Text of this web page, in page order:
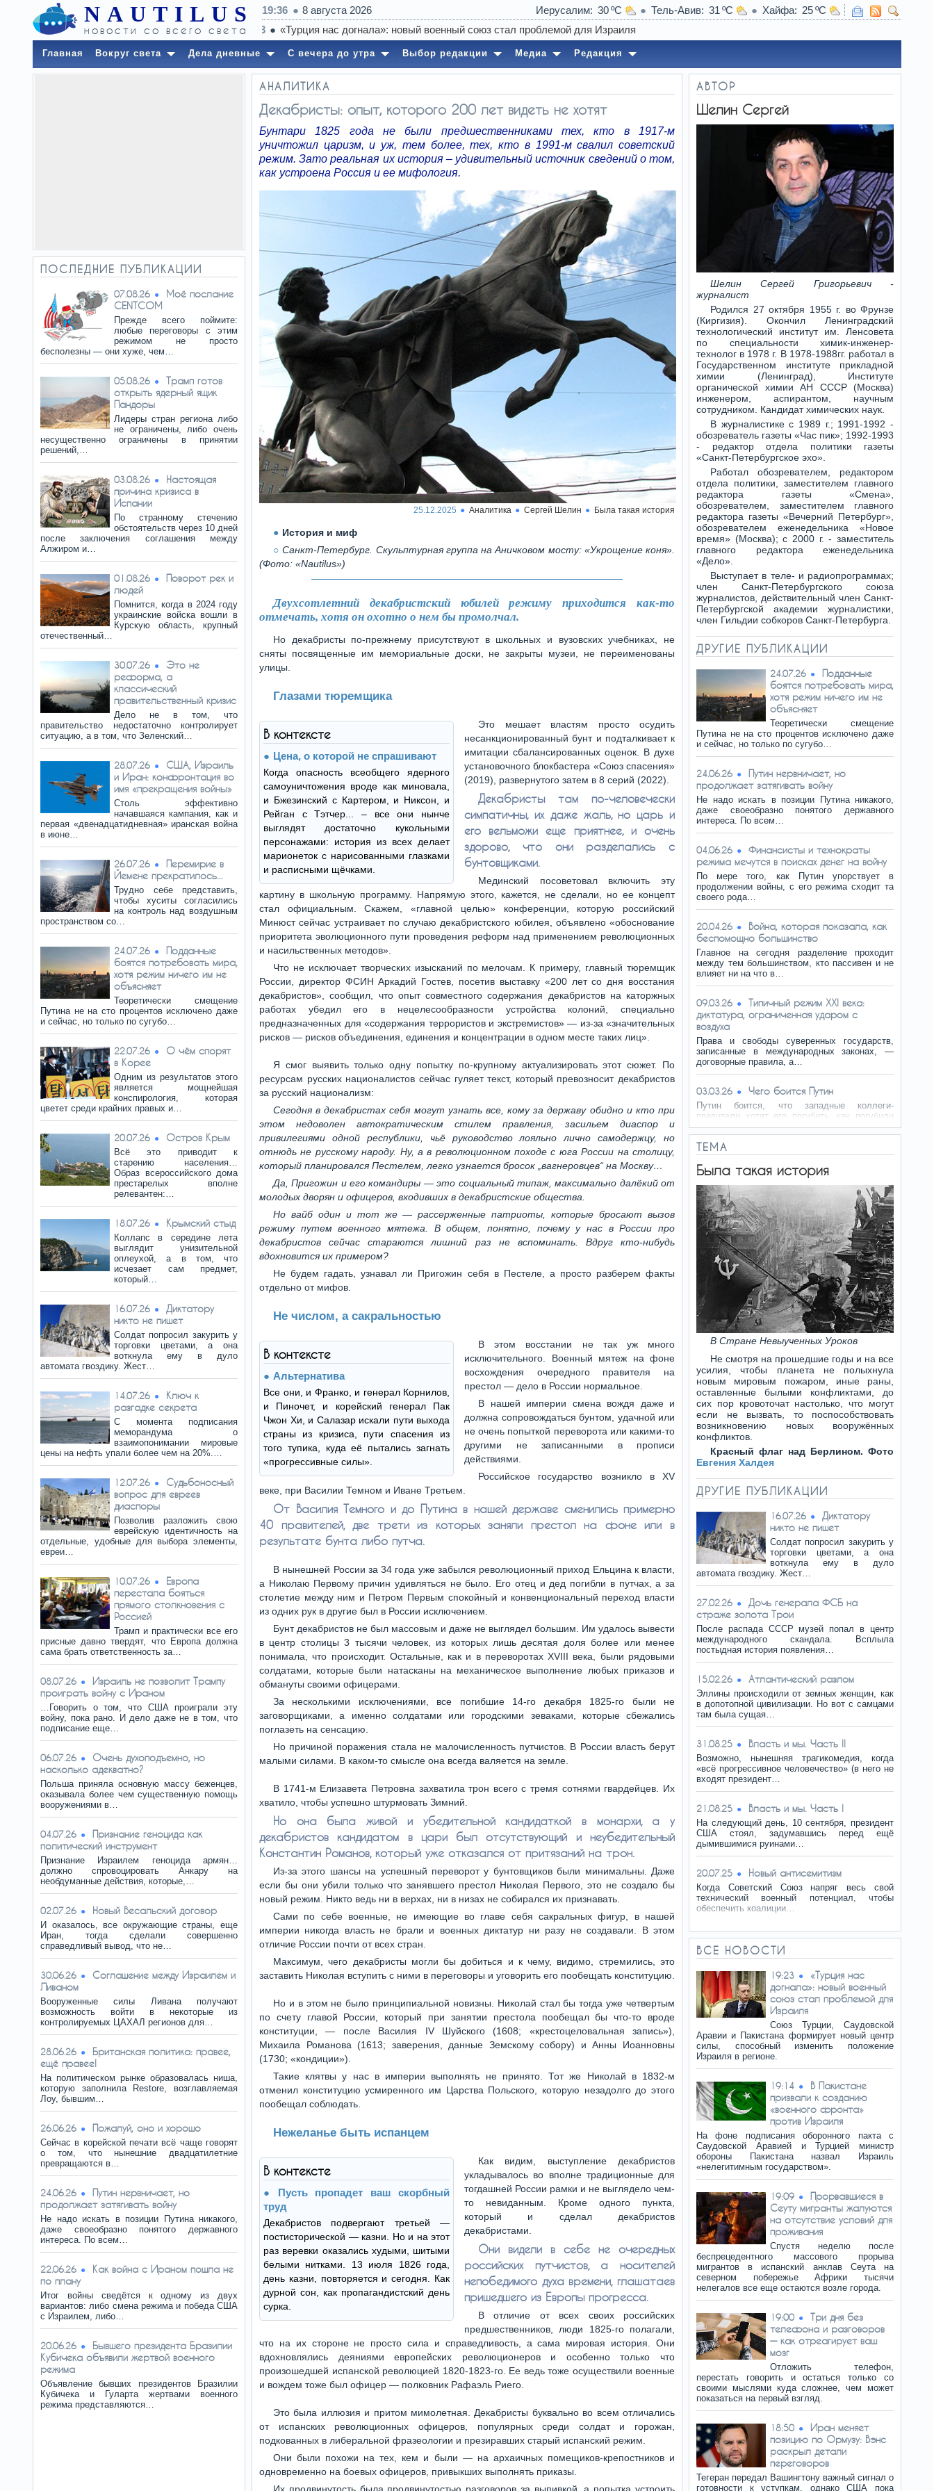
NAUTILUS
новости со всего света
19:36 8 августа 2026 Иерусалим 30 Тель-Авив 31 Хайфа
25
Главная Вокруг света Дела дневные С вечера до утра Выбор редакции Медиа Редакция
ПОСЛЕДНИЕ ПУБЛИКАЦИИ
07.08.26
Моё послание
CENTCOM
Прежде всего поймите:
любые переговоры с этим
режимом не просто
бесполезны — они хуже, чем…
05.08.26
Трамп готов
открыть ядерный ящик
Пандоры
Лидеры стран региона либо
не ограничены, либо очень
несущественно ограничены в принятии
решений,…
03.08.26
Настоящая
причина кризиса в
Испании
По странному стечению
обстоятельств через 10 дней
после заключения соглашения между
Алжиром и…
01.08.26
Поворот рек и
людей
Помнится, когда в 2024 году
украинские войска вошли в
Курскую область, крупный
отечественный…
30.07.26
Это не
реформа, а
классический
правительственный кризис
Дело не в том, что
правительство недостаточно контролирует
ситуацию, а в том, что Зеленский…
28.07.26
США, Израиль
и Иран: конфронтация во
имя «прекращения войны»
Столь эффективно
начавшаяся кампания, как и
первая «двенадцатидневная» иранская война
в июне…
26.07.26
Перемирие в
Йемене прекратилось...
Трудно себе представить,
чтобы хуситы согласились
на контроль над воздушным
пространством со…
24.07.26
Подданные
боятся потребовать мира,
хотя режим ничего им не
объясняет
Теоретически смещение
Путина не на сто процентов исключено даже
и сейчас, но только по сугубо…
22.07.26
О чём спорят
в Корее
Одним из результатов этого
является мощнейшая
конспирология, которая
цветет среди крайних правых и…
20.07.26 Остров Крым
Всё это приводит к
старению населения…
Образ всероссийского дома
престарелых вполне
релевантен:…
18.07.26 Крымский стыд
Коллапс в середине лета
выглядит унизительной
оплеухой, а в том, что
исчезает сам предмет,
который…
16.07.26
Диктатору
никто не пишет
Солдат попросил закурить у
торговки цветами, а она
воткнула ему в дуло
автомата гвоздику. Жест…
14.07.26
Ключ к
разгадке секрета
С момента подписания
меморандума о
взаимопонимании мировые
цены на нефть упали более чем на 20%.…
12.07.26
Судьбоносный
вопрос для евреев
диаспоры
Позволив разложить свою
еврейскую идентичность на
отдельные, удобные для выбора элементы,
евреи…
10.07.26
Европа
перестала бояться
прямого столкновения с
Россией
Трамп и практически все его
присные давно твердят, что Европа должна
сама брать ответственность за…
08.07.26
Израиль не позволит Трампу
проиграть войну с Ираном
…Говорить о том, что США проиграли эту
войну, пока рано. И дело даже не в том, что
подписание еще…
06.07.26
Очень духоподъемно, но
насколько адекватно?
Польша приняла основную массу беженцев,
оказывала более чем существенную помощь
вооружениями в…
04.07.26
Признание геноцида как
политический инструмент
Признание Израилем геноцида армян…
должно спровоцировать Анкару на
необдуманные действия, которые,…
02.07.26 Новый Весальский договор
И оказалось, все окружающие страны, еще
Иран, тогда сделали совершенно
справедливый вывод, что не…
30.06.26
Соглашение между Израилем и
Ливаном
Вооруженные силы Ливана получают
возможность войти в некоторые из
контролируемых ЦАХАЛ регионов для…
28.06.26
Британская политика: правее,
ещё правее!
На политическом рынке образовалась ниша,
которую заполнила Restore, возглавляемая
Лоу, бывшим…
26.06.26 Пожалуй, оно и хорошо
Сейчас в корейской печати всё чаще говорят
о том, что нынешние двадцатилетние
превращаются в…
24.06.26
Путин нервничает, но
продолжает затягивать войну
Не надо искать в позиции Путина никакого,
даже своеобразно понятого державного
интереса. По всем…
22.06.26
Как война с Ираном пошла не
по плану
Итог войны сведётся к одному из двух
вариантов: либо смена режима и победа США
с Израилем, либо…
20.06.26
Бывшего президента Бразилии
Кубичека объявили жертвой военного
режима
Объявление бывших президентов Бразилии
Кубичека и Гуларта жертвами военного
режима представляются…
АНАЛИТИКА
Декабристы: опыт, которого 200 лет видеть не хотят
Бунтари 1825 года не были предшественниками тех, кто в 1917-м
уничтожил царизм, и уж, тем более, тех, кто в 1991-м свалил советский
режим. Зато реальная их история – удивительный источник сведений о том,
как устроена Россия и ее мифология.
25.12.2025 Аналитика Сергей Шелин Была такая история
История и миф
Санкт-Петербург. Скульптурная группа на Аничковом мосту: «Укрощение коня».
(Фото: «Nautilus»)
Двухсотлетний декабристский юбилей режиму приходится как-то
отмечать, хотя он охотно о нем бы промолчал.
Но декабристы по-прежнему присутствуют в школьных и вузовских учебниках, не
сняты посвященные им мемориальные доски, не закрыты музеи, не переименованы
улицы.
Глазами тюремщика
В контексте
Цена, о которой не спрашивают
Когда опасность всеобщего ядерного
самоуничтожения вроде как миновала,
и Бжезинский с Картером, и Никсон, и
Рейган с Тэтчер... – все они нынче
выглядят достаточно кукольными
персонажами: история из всех делает
марионеток с нарисованными глазками
и расписными щёчками.
Это мешает властям просто осудить
несанкционированный бунт и подталкивает к
имитации сбалансированных оценок. В духе
установочного блокбастера «Союз спасения»
(2019), развернутого затем в 8 серий (2022).
Декабристы там по-человечески
симпатичны, их даже жаль, но царь и
его вельможи еще приятнее, и очень
здорово, что они разделались с
бунтовщиками.
Мединский посоветовал включить эту
картину в школьную программу. Напрямую этого, кажется, не сделали, но ее концепт
стал официальным. Скажем, «главной целью» конференции, которую российский
Минюст сейчас устраивает по случаю декабристского юбилея, объявлено «обоснование
приоритета эволюционного пути проведения реформ над применением революционных
и насильственных методов».
Что не исключает творческих изысканий по мелочам. К примеру, главный тюремщик
России, директор ФСИН Аркадий Гостев, посетив выставку «200 лет со дня восстания
декабристов», сообщил, что опыт совместного содержания декабристов на каторжных
работах убедил его в нецелесообразности устройства колоний, специально
предназначенных для «содержания террористов и экстремистов» — из-за «значительных
рисков — рисков объединения, единения и концентрации в одном месте таких лиц».
Я смог выявить только одну попытку по-крупному актуализировать этот сюжет. По
ресурсам русских националистов сейчас гуляет текст, который превозносит декабристов
за русский национализм:
Сегодня в декабристах себя могут узнать все, кому за державу обидно и кто при
этом недоволен автократическим стилем правления, засильем диаспор и
привилегиями одной республики, чьё руководство лояльно лично самодержцу, но
отнюдь не русскому народу. Ну, а в революционном походе с юга России на столицу,
который планировался Пестелем, легко узнается бросок „вагнеровцев“ на Москву…
Да, Пригожин и его командиры — это социальный типаж, максимально далёкий от
молодых дворян и офицеров, входивших в декабристские общества.
Но вайб один и тот же — рассерженные патриоты, которые бросают вызов
режиму путем военного мятежа. В общем, понятно, почему у нас в России про
декабристов сейчас стараются лишний раз не вспоминать. Вдруг кто-нибудь
вдохновится их примером?
Не будем гадать, узнавал ли Пригожин себя в Пестеле, а просто разберем факты
отдельно от мифов.
Не числом, а сакральностью
В контексте
Альтернатива
Все они, и Франко, и генерал Корнилов,
и Пиночет, и корейский генерал Пак
Чжон Хи, и Салазар искали пути выхода
страны из кризиса, пути спасения из
того тупика, куда её пытались загнать
«прогрессивные силы».
В этом восстании не так уж много
исключительного. Военный мятеж на фоне
восхождения очередного правителя на
престол — дело в России нормальное.
В нашей империи смена вождя даже и
должна сопровождаться бунтом, удачной или
не очень попыткой переворота или какими-то
другими не записанными в прописи
действиями.
Российское государство возникло в XV
веке, при Василии Темном и Иване Третьем.
От Василия Темного и до Путина в нашей державе сменились примерно
40 правителей, две трети из которых заняли престол на фоне или в
результате бунта либо путча.
В нынешней России за 34 года уже забылся революционный приход Ельцина к власти,
а Николаю Первому причин удивляться не было. Его отец и дед погибли в путчах, а за
столетие между ним и Петром Первым спокойный и конвенциональный переход власти
из одних рук в другие был в России исключением.
Бунт декабристов не был массовым и даже не выглядел большим. Им удалось вывести
в центр столицы 3 тысячи человек, из которых лишь десятая доля более или менее
понимала, что происходит. Остальные, как и в переворотах XVIII века, были рядовыми
солдатами, которые были натасканы на механическое выполнение любых приказов и
обмануты своими офицерами.
За несколькими исключениями, все погибшие 14-го декабря 1825-го были не
заговорщиками, а именно солдатами или городскими зеваками, которые сбежались
поглазеть на сенсацию.
Но причиной поражения стала не малочисленность путчистов. В России власть берут
малыми силами. В каком-то смысле она всегда валяется на земле.
В 1741-м Елизавета Петровна захватила трон всего с тремя сотнями гвардейцев. Их
хватило, чтобы успешно штурмовать Зимний.
Но она была живой и убедительной кандидаткой в монархи, а у
декабристов кандидатом в цари был отсутствующий и неубедительный
Константин Романов, который уже отказался от притязаний на трон.
Из-за этого шансы на успешный переворот у бунтовщиков были минимальны. Даже
если бы они убили только что занявшего престол Николая Первого, это не создало бы
новый режим. Никто ведь ни в верхах, ни в низах не собирался их признавать.
Сами по себе военные, не имеющие во главе себя сакральных фигур, в нашей
империи никогда власть не брали и военных диктатур ни разу не создавали. В этом
отличие России почти от всех стран.
Максимум, чего декабристы могли бы добиться и к чему, видимо, стремились, это
заставить Николая вступить с ними в переговоры и уговорить его пообещать конституцию.
Но и в этом не было принципиальной новизны. Николай стал бы тогда уже четвертым
по счету главой России, который при занятии престола пообещал бы что-то вроде
конституции, — после Василия IV Шуйского (1608; «крестоцеловальная запись»),
Михаила Романова (1613; заверения, данные Земскому собору) и Анны Иоанновны
(1730; «кондиции»).
Такие клятвы у нас в империи выполнять не принято. Тот же Николай в 1832-м
отменил конституцию усмиренного им Царства Польского, которую незадолго до этого
пообещал соблюдать.
Нежеланье быть испанцем
В контексте
Пусть пропадет ваш скорбный
труд
Декабристов подвергают третьей —
постисторической — казни. Но и на этот
раз веревки оказались худыми, шитыми
белыми нитками. 13 июля 1826 года,
день казни, повторяется и сегодня. Как
дурной сон, как пропагандистский день
сурка.
Как видим, выступление декабристов
укладывалось во вполне традиционные для
тогдашней России рамки и не выглядело чем-
то невиданным. Кроме одного пункта,
который и сделал декабристов
декабристами.
Они видели в себе не очередных
российских путчистов, а носителей
непобедимого духа времени, глашатаев
пришедшего из Европы прогресса.
В отличие от всех своих российских
предшественников, люди 1825-го полагали,
что на их стороне не просто сила и справедливость, а сама мировая история. Они
вдохновлялись деяниями европейских революционеров и особенно только что
произошедшей испанской революцией 1820-1823-го. Ее ведь тоже осуществили военные
и вождем тоже был офицер — полковник Рафаэль Риего.
Это была иллюзия и притом мимолетная. Декабристы буквально во всем отличались
от испанских революционных офицеров, популярных среди солдат и горожан,
подкованных в либеральной фразеологии и презиравших старый испанский режим.
Они были похожи на тех, кем и были — на архаичных помещиков-крепостников и
одновременно на боевых офицеров, привыкших выполнять приказы.
АВТОР
Шелин Сергей
Шелин Сергей Григорьевич -
журналист
Родился 27 октября 1955 г. во Фрунзе
(Киргизия). Окончил Ленинградский
технологический институт им. Ленсовета
по специальности химик-инженер-
технолог в 1978 г. В 1978-1988гг. работал в
Государственном институте прикладной
химии (Ленинград), Институте
органической химии АН СССР (Москва)
инженером, аспирантом, научным
сотрудником. Кандидат химических наук.
В журналистике с 1989 г.; 1991-1992 -
обозреватель газеты «Час пик»; 1992-1993
- редактор отдела политики газеты
«Санкт-Петербургское эхо».
Работал обозревателем, редактором
отдела политики, заместителем главного
редактора газеты «Смена»,
обозревателем, заместителем главного
редактора газеты «Вечерний Петербург»,
обозревателем еженедельника «Новое
время» (Москва); с 2000 г. - заместитель
главного редактора еженедельника
«Дело».
Выступает в теле- и радиопрограммах;
член Санкт-Петербургского союза
журналистов, действительный член Санкт-
Петербургской академии журналистики,
член Гильдии собкоров Санкт-Петербурга.
ДРУГИЕ ПУБЛИКАЦИИ
24.07.26
Подданные
боятся потребовать мира,
хотя режим ничего им не
объясняет
Теоретически смещение
Путина не на сто процентов исключено даже
и сейчас, но только по сугубо…
24.06.26
Путин нервничает, но
продолжает затягивать войну
Не надо искать в позиции Путина никакого,
даже своеобразно понятого державного
интереса. По всем…
04.06.26
Финансисты и технократы
режима мечутся в поисках денег на войну
По мере того, как Путин упорствует в
продолжении войны, с его режима сходит та
своего рода…
20.04.26
Война, которая показала, как
беспомощно большинство
Главное на сегодня разделение проходит
между тем большинством, кто пассивен и не
влияет ни на что в…
09.03.26
Типичный режим XXI века:
диктатура, ограниченная ударом с
воздуха
Права и свободы суверенных государств,
записанные в международных законах, —
договорные правила, а…
03.03.26 Чего боится Путин
Путин боится, что западные коллеги-
правители хотят его погубить, как погубили
Каддафи. И спасает…
ТЕМА
Была такая история
В Стране Невыученных Уроков
Не смотря на прошедшие годы и на все
усилия, чтобы планета не полыхнула
новым мировым пожаром, иные раны,
оставленные былыми конфликтами, до
сих пор кровоточат настолько, что могут
если не вызвать, то поспособствовать
возникновению новых вооружённых
конфликтов.
Красный флаг над Берлином. Фото
Евгения Халдея
ДРУГИЕ ПУБЛИКАЦИИ
16.07.26
Диктатору
никто не пишет
Солдат попросил закурить у
торговки цветами, а она
воткнула ему в дуло
автомата гвоздику. Жест…
27.02.26
Дочь генерала ФСБ на
страже золота Трои
После распада СССР музей попал в центр
международного скандала. Всплыла
постыдная история появления…
15.02.26 Атлантический разлом
Эллины происходили от земных женщин, как
в допотопной цивилизации. Но вот с самцами
там была сущая…
31.08.25 Власть и мы. Часть II
Возможно, нынешняя трагикомедия, когда
«всё прогрессивное человечество» (в него не
входят президент…
21.08.25 Власть и мы. Часть I
На следующий день, 10 сентября, президент
США стоял, задумавшись перед ещё
дымившимися руинами…
20.07.25 Новый антисемитизм
Когда Советский Союз напряг весь свой
технический военный потенциал, чтобы
обеспечить коалиции…
ВСЕ НОВОСТИ
19:23
«Турция нас
догнала»: новый военный
союз стал проблемой для
Израиля
Союз Турции, Саудовской
Аравии и Пакистана формирует новый центр
силы, способный изменить положение
Израиля в регионе.
19:14
В Пакистане
призвали к созданию
«военного фронта»
против Израиля
На фоне подписания оборонного пакта с
Саудовской Аравией и Турцией министр
обороны Пакистана назвал Израиль
«нелегитимным государством».
19:09
Прорвавшиеся в
Сеуту мигранты жалуются
на отсутствие условий для
проживания
Спустя неделю после
беспрецедентного массового прорыва
мигрантов в испанский анклав Сеута на
северном побережье Африки тысячи
нелегалов все еще остаются возле города.
19:00
Три дня без
телефона и разговоров
— как отреагирует ваш
мозг
Отложить телефон,
перестать говорить и остаться только со
своими мыслями куда сложнее, чем может
показаться на первый взгляд.
18:50
Иран меняет
позицию по Ормузу: Вэнс
раскрыл детали
переговоров
Тегеран передал Вашингтону важный сигнал о
готовности к уступкам, однако США пока